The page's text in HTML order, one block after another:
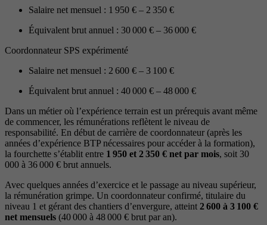
Salaire net mensuel : 1 950 € – 2 350 €
Équivalent brut annuel : 30 000 € – 36 000 €
Coordonnateur SPS expérimenté
Salaire net mensuel : 2 600 € – 3 100 €
Équivalent brut annuel : 40 000 € – 48 000 €
Dans un métier où l’expérience terrain est un prérequis avant même
de commencer, les rémunérations reflètent le niveau de
responsabilité. En début de carrière de coordonnateur (après les
années d’expérience BTP nécessaires pour accéder à la formation),
la fourchette s’établit entre 1 950 et 2 350 € net par mois, soit 30
000 à 36 000 € brut annuels.
Avec quelques années d’exercice et le passage au niveau supérieur,
la rémunération grimpe. Un coordonnateur confirmé, titulaire du
niveau 1 et gérant des chantiers d’envergure, atteint 2 600 à 3 100 €
net mensuels (40 000 à 48 000 € brut par an).